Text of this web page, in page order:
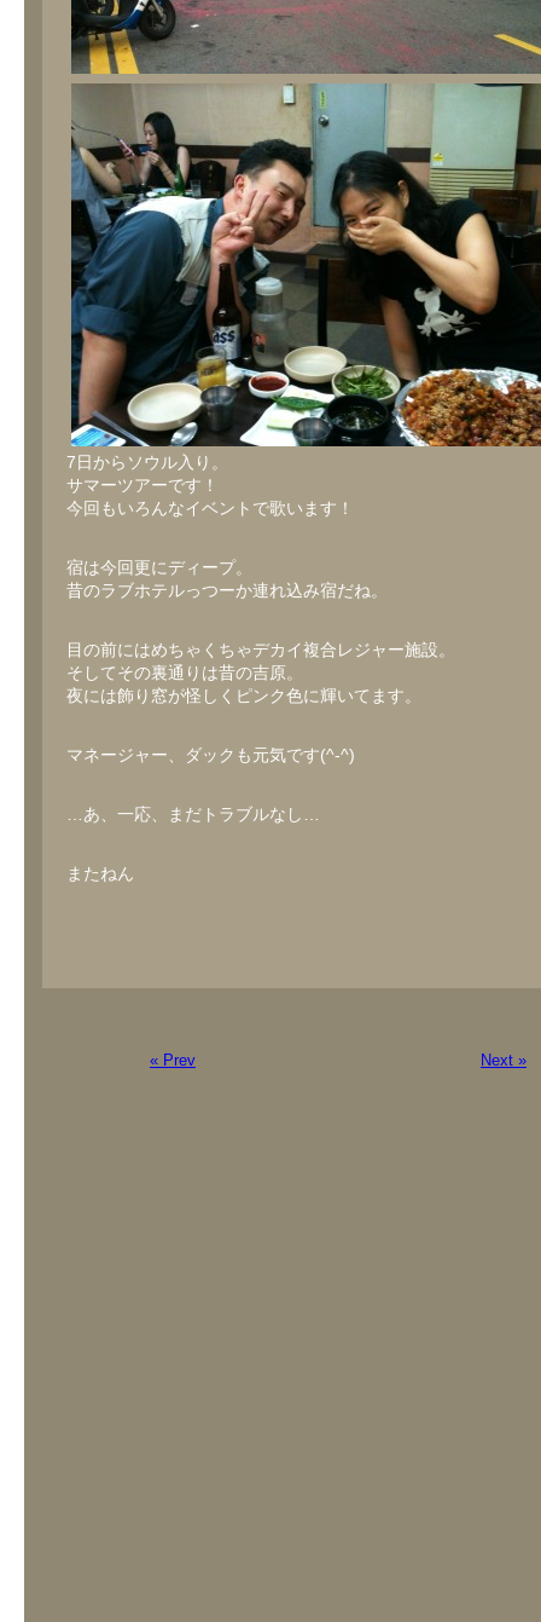
7日からソウル入り。
サマーツアーです！
今回もいろんなイベントで歌います！
宿は今回更にディープ。
昔のラブホテルっつーか連れ込み宿だね。
目の前にはめちゃくちゃデカイ複合レジャー施設。
そしてその裏通りは昔の吉原。
夜には飾り窓が怪しくピンク色に輝いてます。
マネージャー、ダックも元気です(^-^)
…あ、一応、まだトラブルなし…
またねん
« Prev Next »